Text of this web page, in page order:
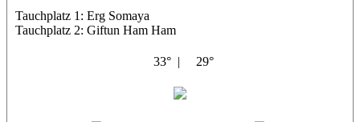
Tauchplatz 1: Erg Somaya
Tauchplatz 2: Giftun Ham Ham
33° | 29°